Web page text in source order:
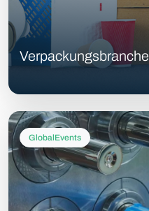
Verpackungsbranche
GlobalEvents